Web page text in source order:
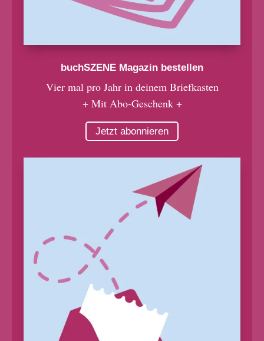
buchSZENE Magazin bestellen
Vier mal pro Jahr in deinem Briefkasten
+ Mit Abo-Geschenk +
Jetzt abonnieren